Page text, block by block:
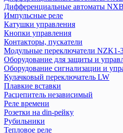
Тепловое реле
Трансформаторы
Реле напряжения
Устройства защиты от
Таймер электронный NKG3
Устройство автоматического ввода
DigiTOP
Переключатель фаз
Реле напряжения
DKC
Дифференциальные автоматы
Импульсные реле
Катушки управления
Кнопки управления
Контакторы, пускатели
Модульные переключатели NZK1-
Оборудование для защиты и
Оборудование сигнализации и
Кулачковый переключатель LW
Плавкие вставки
Расцепитель независимый
Реле времени
Розетки на din-рейку
Рубильники
Тепловое реле